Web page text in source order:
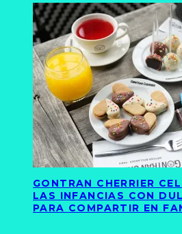
GONTRAN CHERRIER
LAS INFANCIAS CON
PARA COMPARTIR EN